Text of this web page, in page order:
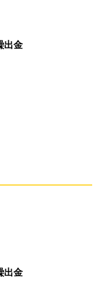
出金
出金